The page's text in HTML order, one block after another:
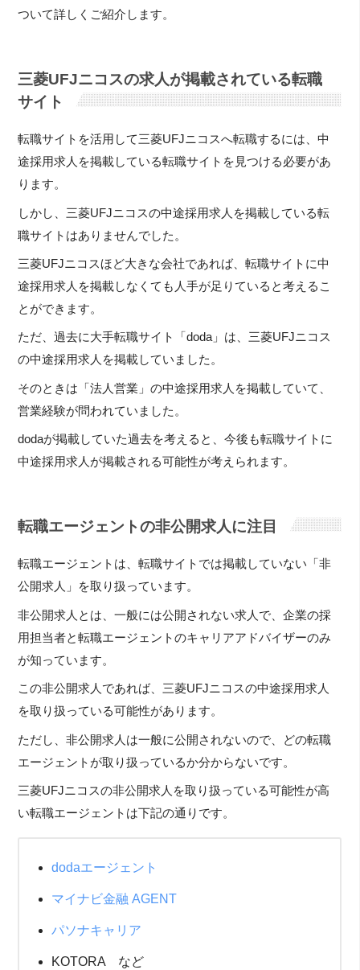
ついて詳しくご紹介します。
三菱UFJニコスの求人が掲載されている転職
サイト
転職サイトを活用して三菱UFJニコスへ転職するには、中
途採用求人を掲載している転職サイトを見つける必要があ
ります。
しかし、三菱UFJニコスの中途採用求人を掲載している転
職サイトはありませんでした。
三菱UFJニコスほど大きな会社であれば、転職サイトに中
途採用求人を掲載しなくても人手が足りていると考えるこ
とができます。
ただ、過去に大手転職サイト「doda」は、三菱UFJニコス
の中途採用求人を掲載していました。
そのときは「法人営業」の中途採用求人を掲載していて、
営業経験が問われていました。
dodaが掲載していた過去を考えると、今後も転職サイトに
中途採用求人が掲載される可能性が考えられます。
転職エージェントの非公開求人に注目
転職エージェントは、転職サイトでは掲載していない「非
公開求人」を取り扱っています。
非公開求人とは、一般には公開されない求人で、企業の採
用担当者と転職エージェントのキャリアアドバイザーのみ
が知っています。
この非公開求人であれば、三菱UFJニコスの中途採用求人
を取り扱っている可能性があります。
ただし、非公開求人は一般に公開されないので、どの転職
エージェントが取り扱っているか分からないです。
三菱UFJニコスの非公開求人を取り扱っている可能性が高
い転職エージェントは下記の通りです。
dodaエージェント
マイナビ金融 AGENT
パソナキャリア
KOTORA など